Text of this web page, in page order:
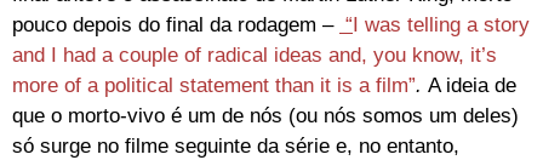
pouco depois do final da rodagem – “ I was telling a story
and I had a couple of radical ideas and, you know, it’s
more of a political statement than it is a film”. A ideia de
que o morto-vivo é um de nós (ou nós somos um deles)
só surge no filme seguinte da série e, no entanto,